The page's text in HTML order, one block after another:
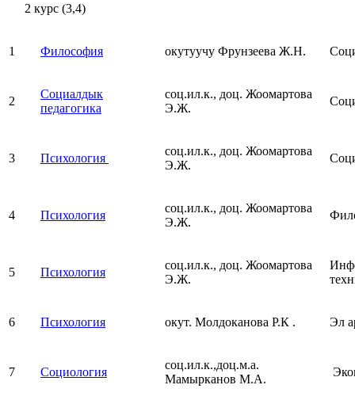
2 курс (3,4)
1 Философия окутуучу Фрунзеева Ж.Н.
2
Социалдык
педагогика
соц.ил.к., доц. Жоомартова
Э.Ж.
3 Психология
соц.ил.к., доц. Жоомартова
Э.Ж.
4 Психология
соц.ил.к., доц. Жоомартова
Э.Ж.
5 Психология
соц.ил.к., доц. Жоомартова
Э.Ж.
6 Психология окут. Молдоканова Р.К . Эл
7 Социология
соц.ил.к.,доц.м.а.
Мамырканов М.А.